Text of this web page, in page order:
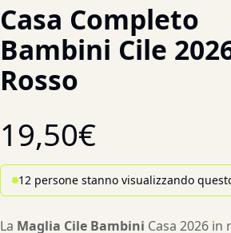
Casa Completo
Bambini Cile
Rosso
19,50€
12 persone stanno visualizzando
La Maglia Cile Bambini Casa 2026 in